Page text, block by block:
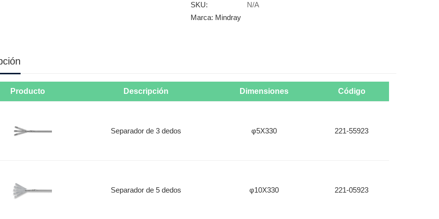
SKU:
N/A
Marca: Mindray
Producto Descripción Dimensiones Código
Separador de 3 dedos φ5X330 221-55923
Separador de 5 dedos φ10X330 221-05923